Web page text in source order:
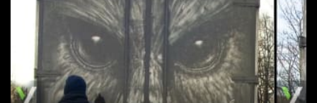
Seriály
Hry